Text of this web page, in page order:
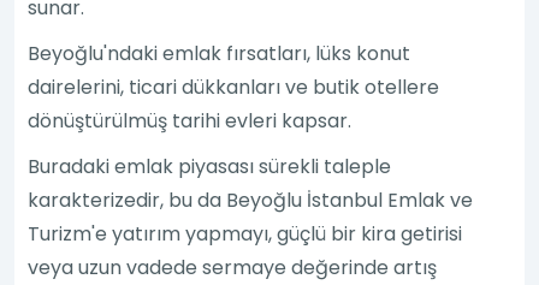
sunar.
Beyoğlu'ndaki emlak fırsatları, lüks konut
dairelerini, ticari dükkanları ve butik otellere
dönüştürülmüş tarihi evleri kapsar.
Buradaki emlak piyasası sürekli taleple
karakterizedir, bu da Beyoğlu İstanbul Emlak ve
Turizm'e yatırım yapmayı, güçlü bir kira getirisi
veya uzun vadede sermaye değerinde artış